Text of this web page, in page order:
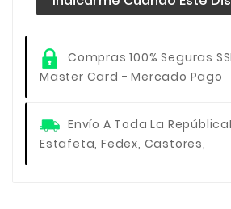
Compras 100% Seguras
Master Card - Mercado Pago
Envío A Toda La República
Estafeta, Fedex, Castores,